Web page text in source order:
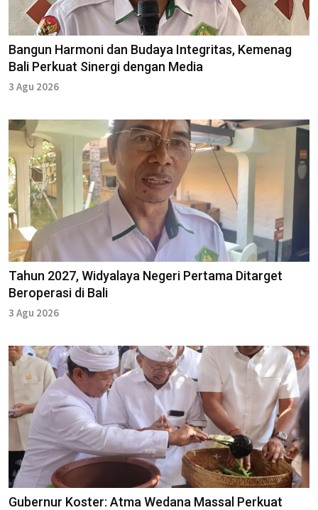
Bangun Harmoni dan Budaya Integritas, Kemenag
Bali Perkuat Sinergi dengan Media
3 Agu 2026
Tahun 2027, Widyalaya Negeri Pertama Ditarget
Beroperasi di Bali
3 Agu 2026
Gubernur Koster: Atma Wedana Massal Perkuat